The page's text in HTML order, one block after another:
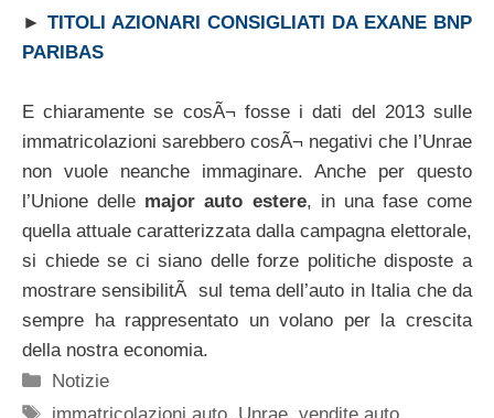
► TITOLI AZIONARI CONSIGLIATI DA EXANE BNP
PARIBAS
E chiaramente se cosÃ¬ fosse i dati del 2013 sulle
immatricolazioni sarebbero cosÃ¬ negativi che l’Unrae
non vuole neanche immaginare. Anche per questo
l’Unione delle major auto estere, in una fase come
quella attuale caratterizzata dalla campagna elettorale,
si chiede se ci siano delle forze politiche disposte a
mostrare sensibilitÃ sul tema dell’auto in Italia che da
sempre ha rappresentato un volano per la crescita
della nostra economia.
Categorie
Notizie
Tag
immatricolazioni auto, Unrae,vendite auto